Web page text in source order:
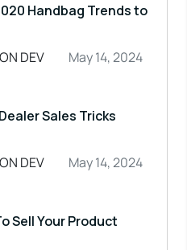
Handbag Trends to
DEV
May 14, 2024
Sales Tricks
DEV
May 14, 2024
Sell Your Product